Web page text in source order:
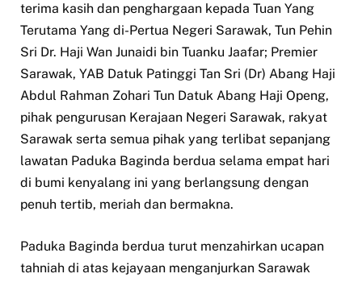
terima kasih dan penghargaan kepada Tuan Yang
Terutama Yang di-Pertua Negeri Sarawak, Tun Pehin
Sri Dr. Haji Wan Junaidi bin Tuanku Jaafar; Premier
Sarawak, YAB Datuk Patinggi Tan Sri (Dr) Abang Haji
Abdul Rahman Zohari Tun Datuk Abang Haji Openg,
pihak pengurusan Kerajaan Negeri Sarawak, rakyat
Sarawak serta semua pihak yang terlibat sepanjang
lawatan Paduka Baginda berdua selama empat hari
di bumi kenyalang ini yang berlangsung dengan
penuh tertib, meriah dan bermakna.
Paduka Baginda berdua turut menzahirkan ucapan
tahniah di atas kejayaan menganjurkan Sarawak